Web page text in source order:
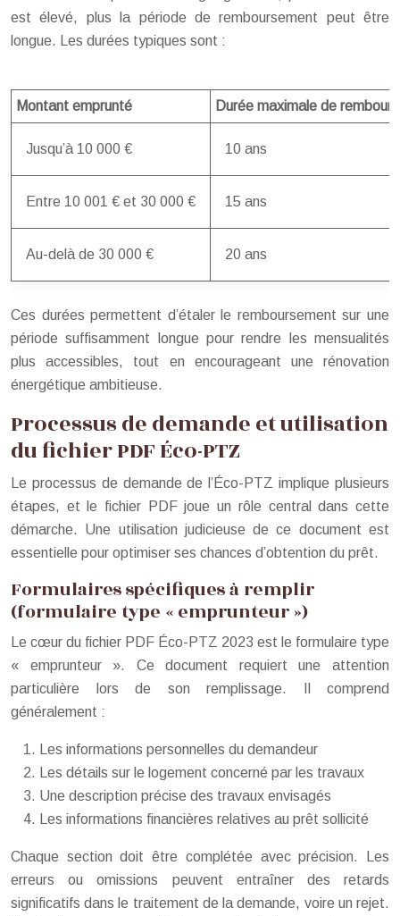
est élevé, plus la période de remboursement peut être
longue. Les durées typiques sont :
Montant emprunté Durée maximale de
Jusqu’à 10 000 € 10 ans
Entre 10 001 € et 30 000 € 15 ans
Au-delà de 30 000 € 20 ans
Ces durées permettent d’étaler le remboursement sur une
période suffisamment longue pour rendre les mensualités
plus accessibles, tout en encourageant une rénovation
énergétique ambitieuse.
Processus de demande et utilisation
du fichier PDF Éco-PTZ
Le processus de demande de l’Éco-PTZ implique plusieurs
étapes, et le fichier PDF joue un rôle central dans cette
démarche. Une utilisation judicieuse de ce document est
essentielle pour optimiser ses chances d’obtention du prêt.
Formulaires spécifiques à remplir
(formulaire type « emprunteur »)
Le cœur du fichier PDF Éco-PTZ 2023 est le formulaire type
« emprunteur ». Ce document requiert une attention
particulière lors de son remplissage. Il comprend
généralement :
Les informations personnelles du demandeur
Les détails sur le logement concerné par les travaux
Une description précise des travaux envisagés
Les informations financières relatives au prêt sollicité
Chaque section doit être complétée avec précision. Les
erreurs ou omissions peuvent entraîner des retards
significatifs dans le traitement de la demande, voire un rejet.